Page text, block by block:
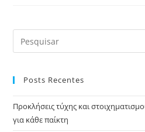
Posts Recentes
Προκλήσεις τύχης και
για κάθε παίκτη